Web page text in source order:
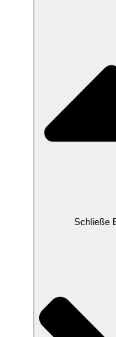
Schließe